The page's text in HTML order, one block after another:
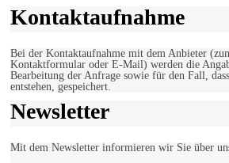
Kontaktaufnahme
Bei der Kontaktaufnahme mit dem Anbieter
Kontaktformular oder E-Mail) werden die
Bearbeitung der Anfrage sowie für den Fall,
entstehen, gespeichert.
Newsletter
Mit dem Newsletter informieren wir Sie über